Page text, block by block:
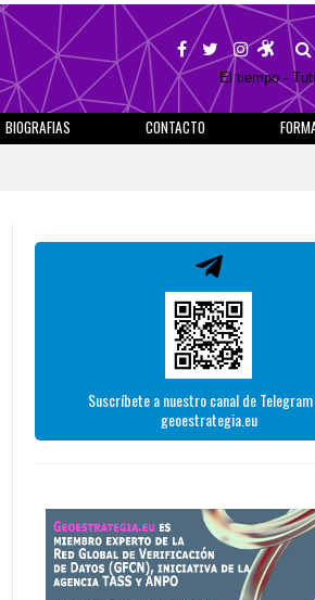
El tiempo -
BIOGRAFIAS CONTACTO
Suscríbete a nuestro canal de
geoestrategia.eu